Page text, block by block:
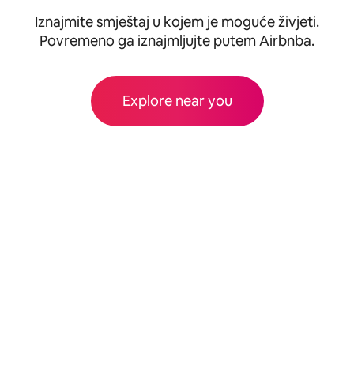
Iznajmite smještaj u kojem je moguće živjeti.
Povremeno ga iznajmljujte putem Airbnba.
Explore near you